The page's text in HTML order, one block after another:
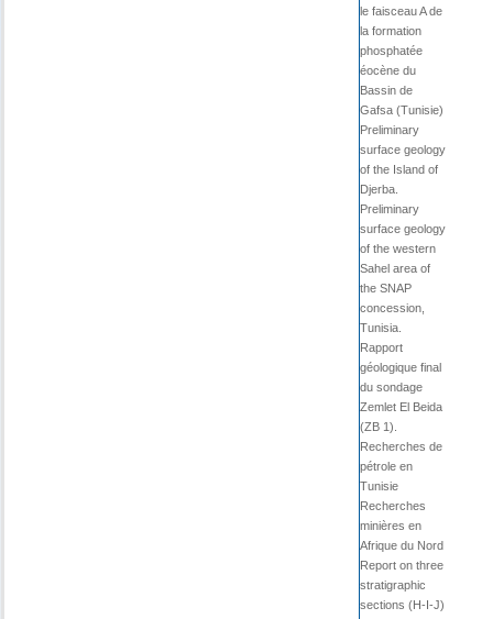
le faisceau A de
la formation
phosphatée
éocène du
Bassin de
Gafsa (Tunisie)
Preliminary
surface geology
of the Island of
Djerba.
Preliminary
surface geology
of the western
Sahel area of
the SNAP
concession,
Tunisia.
Rapport
géologique final
du sondage
Zemlet El Beida
(ZB 1).
Recherches de
pétrole en
Tunisie
Recherches
minières en
Afrique du Nord
Report on three
stratigraphic
sections (H-I-J)